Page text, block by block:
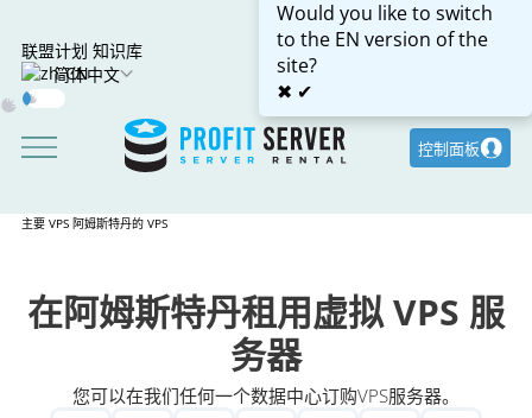
联盟计划 知识库
简体中文
Would you like to switch
to the EN version of the
site?
✖ ✔
Mode
控制面板
主要 VPS 阿姆斯特丹的 VPS
在阿姆斯特丹租用虚拟 VPS 服
务器
您可以在我们任何一个数据中心订购VPS服务器。